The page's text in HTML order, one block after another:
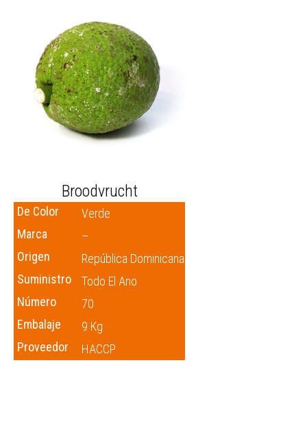
Broodvrucht
De Color
Verde
Marca
–
Origen
República Dominicana
Suministro
Todo El Ano
Número
70
Embalaje
9 Kg
Proveedor
HACCP